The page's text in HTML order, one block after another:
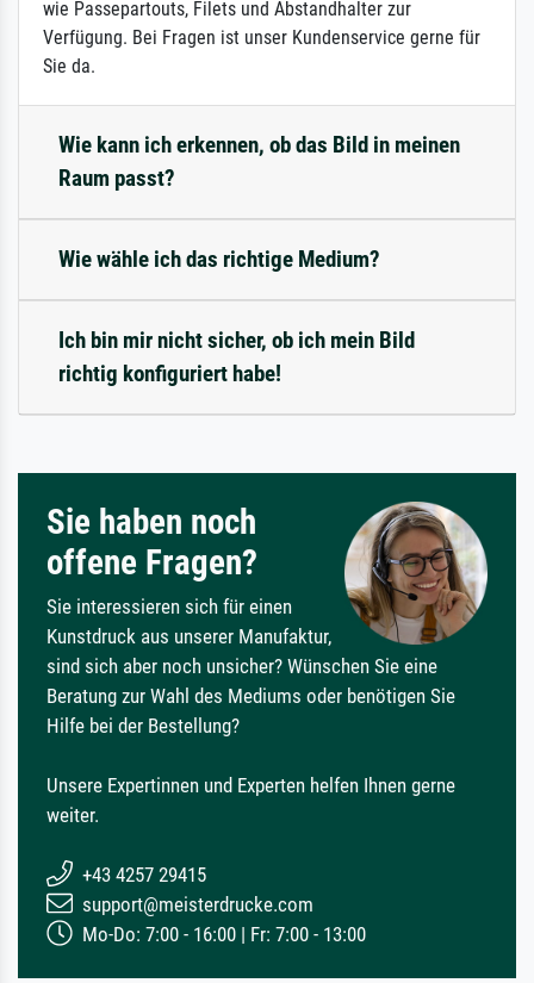
wie Passepartouts, Filets und Abstandhalter zur
Verfügung. Bei Fragen ist unser Kundenservice gerne für
Sie da.
Wie kann ich erkennen, ob das Bild in meinen
Raum passt?
Wie wähle ich das richtige Medium?
Ich bin mir nicht sicher, ob ich mein Bild
richtig konfiguriert habe!
Sie haben noch
offene Fragen?
Sie interessieren sich für einen
Kunstdruck aus unserer Manufaktur,
sind sich aber noch unsicher? Wünschen Sie eine
Beratung zur Wahl des Mediums oder benötigen Sie
Hilfe bei der Bestellung?
Unsere Expertinnen und Experten helfen Ihnen gerne
weiter.
+43 4257 29415
support@meisterdrucke.com
Mo-Do: 7:00 - 16:00 | Fr: 7:00 - 13:00